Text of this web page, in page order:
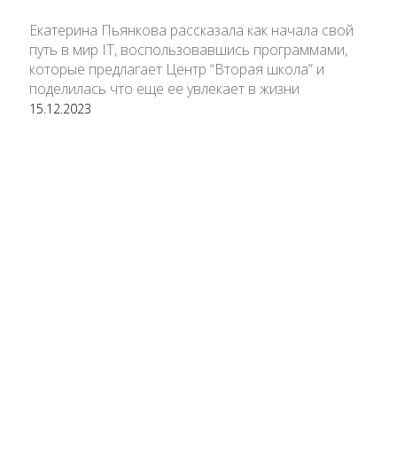
Екатерина Пьянкова рассказала как начала свой
путь в мир IT, воспользовавшись программами,
которые предлагает Центр “Вторая школа” и
поделилась что еще ее увлекает в жизни
15.12.2023